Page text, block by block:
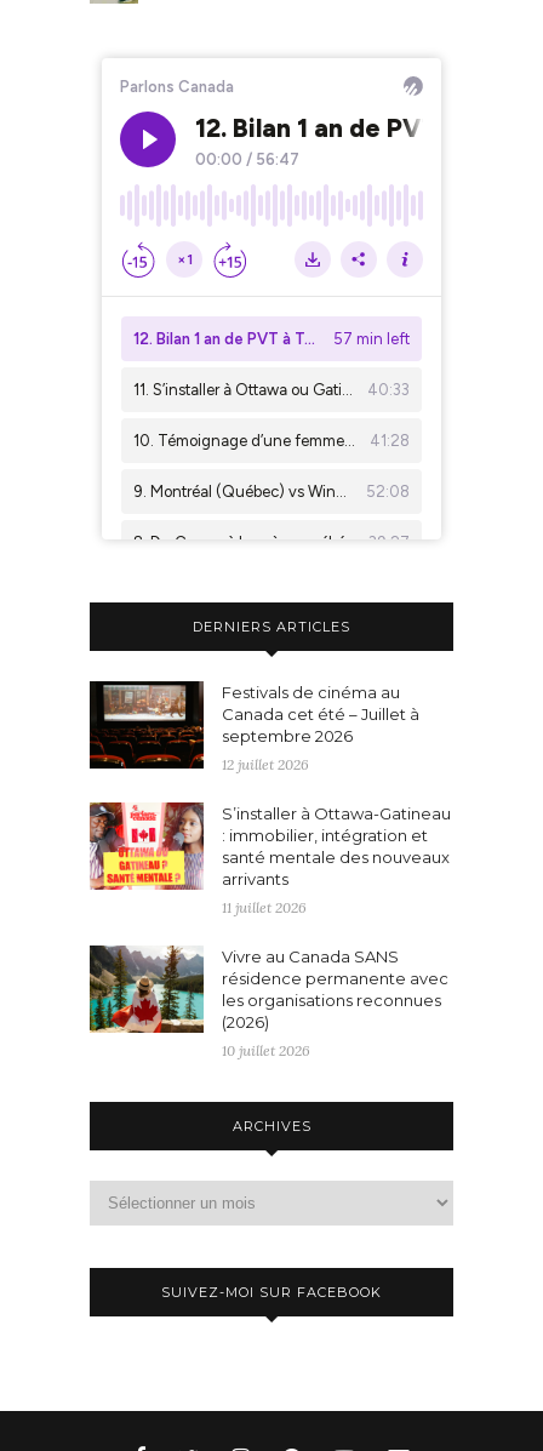
DERNIERS ARTICLES
Festivals de cinéma au
Canada cet été – Juillet à
septembre 2026
12 juillet 2026
S’installer à Ottawa-Gatineau
: immobilier, intégration et
santé mentale des nouveaux
arrivants
11 juillet 2026
Vivre au Canada SANS
résidence permanente avec
les organisations reconnues
(2026)
10 juillet 2026
ARCHIVES
SUIVEZ-MOI SUR FACEBOOK